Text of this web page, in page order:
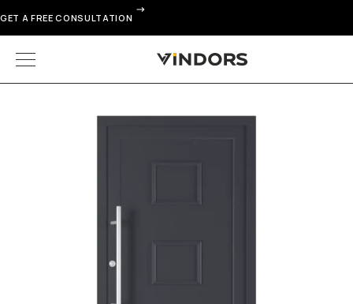
GET A FREE CONSULTATION